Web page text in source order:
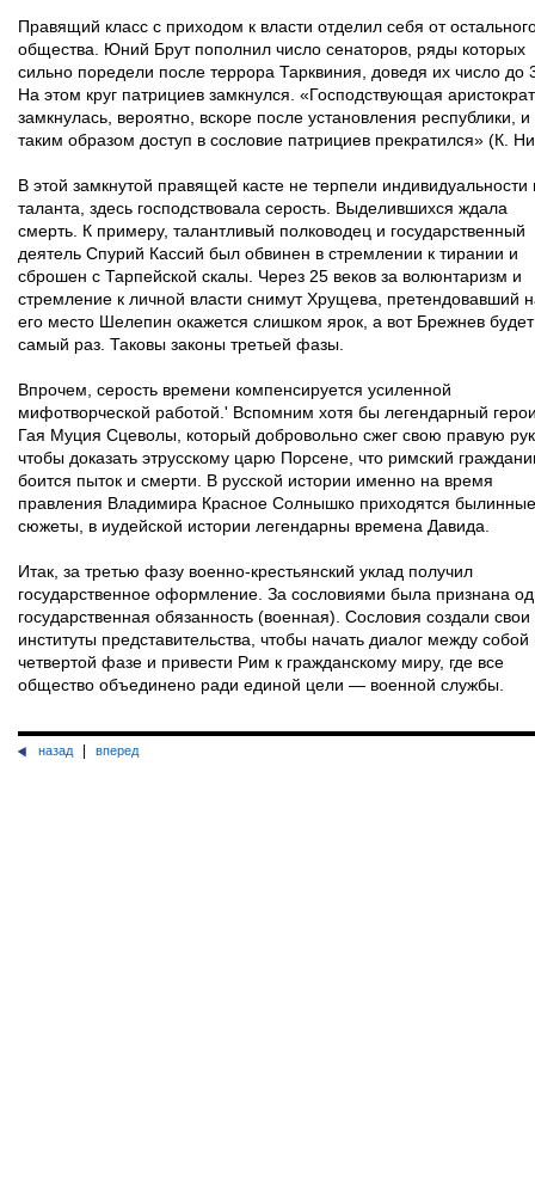
Правящий класс с приходом к власти отделил себя от
общества. Юний Брут пополнил число сенаторов, ряды которых
сильно поредели после террора Тарквиния, доведя их число до
На этом круг патрициев замкнулся. «Господствующая
замкнулась, вероятно, вскоре после установления республики, и
таким образом доступ в сословие патрициев прекратился» (К.
В этой замкнутой правящей касте не терпели индивидуальности
таланта, здесь господствовала серость. Выделившихся ждала
смерть. К примеру, талантливый полководец и государственный
деятель Спурий Кассий был обвинен в стремлении к тирании и
сброшен с Тарпейской скалы. Через 25 веков за волюнтаризм и
стремление к личной власти снимут Хрущева, претендовавший
его место Шелепин окажется слишком ярок, а вот Брежнев
самый раз. Таковы законы третьей фазы.
Впрочем, серость времени компенсируется усиленной
мифотворческой работой.' Вспомним хотя бы легендарный
Гая Муция Сцеволы, который добровольно сжег свою правую
чтобы доказать этрусскому царю Порсене, что римский
боится пыток и смерти. В русской истории именно на время
правления Владимира Красное Солнышко приходятся былинные
сюжеты, в иудейской истории легендарны времена Давида.
Итак, за третью фазу военно-крестьянский уклад получил
государственное оформление. За сословиями была признана
государственная обязанность (военная). Сословия создали свои
институты представительства, чтобы начать диалог между собой
четвертой фазе и привести Рим к гражданскому миру, где все
общество объединено ради единой цели — военной службы.
назад вперед